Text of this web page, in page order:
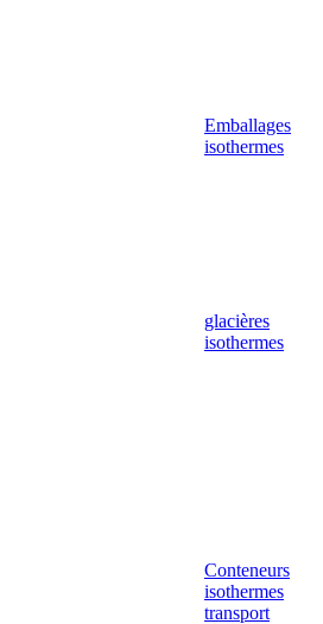
Emballages
isothermes
glacières
isothermes
Conteneurs
isothermes
transport